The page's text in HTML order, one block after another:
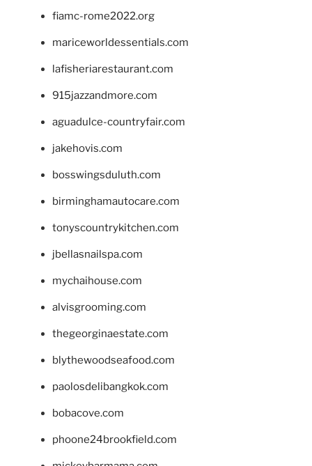
fiamc-rome2022.org
mariceworldessentials.com
lafisheriarestaurant.com
915jazzandmore.com
aguadulce-countryfair.com
jakehovis.com
bosswingsduluth.com
birminghamautocare.com
tonyscountrykitchen.com
jbellasnailspa.com
mychaihouse.com
alvisgrooming.com
thegeorginaestate.com
blythewoodseafood.com
paolosdelibangkok.com
bobacove.com
phoone24brookfield.com